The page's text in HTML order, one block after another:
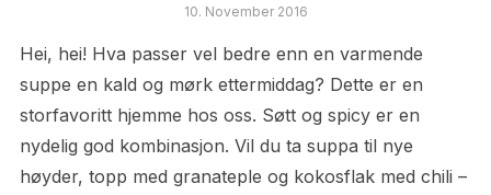
10. November 2016
Hei, hei! Hva passer vel bedre enn en varmende
suppe en kald og mørk ettermiddag? Dette er en
storfavoritt hjemme hos oss. Søtt og spicy er en
nydelig god kombinasjon. Vil du ta suppa til nye
høyder, topp med granateple og kokosflak med chili –